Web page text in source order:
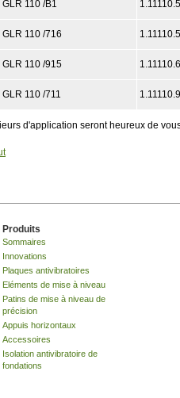
GLR 110 /B1
GLR 110 /716
GLR 110 /915
GLR 110 /711
d'application seront heureux de
Produits
Sommaires
Innovations
Plaques antivibratoires
Eléments de mise à niveau
Patins de mise à niveau de
précision
Appuis horizontaux
Accessoires
Isolation antivibratoire de
fondations